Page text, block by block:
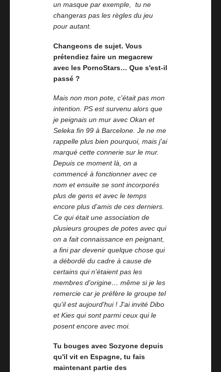
un masque par exemple, tu ne
changeras pas les règles du jeu
pour autant.
Changeons de sujet. Vous
prétendiez faire un megacrew
avec les PornoStars… Que s'est-il
passé ?
Mais non mon pote, c'était pas mon
intention. PS est survenu alors que
je peignais un mur avec Okan et
Seleka fin 99 à Barcelone. Je ne me
rappelle plus bien pourquoi, mais j'ai
marqué cette connerie sur le mur.
Depuis ce moment là, on a
commencé à fonctionner avec ce
nom et ensuite se sont incorporés
plus de gens et avec le temps
encore plus d'amis de ces derniers.
Ce qui était une association de
plusieurs groupes de potes avec qui
on a fait connaissance en peignant,
a fini par devenir quelque chose qui
a débordé du cadre à cause de
certains qui n'étaient pas les
membres d'origine… même si je les
remercie car je préfère le groupe tel
qu'il est aujourd'hui ! J'ai invité Dibo
et Kies qui sont parmi ceux qui le
posent encore avec moi.
Tu bouges avec Sozyone depuis
qu'il vit en Espagne, tu fais
maintenant partie des